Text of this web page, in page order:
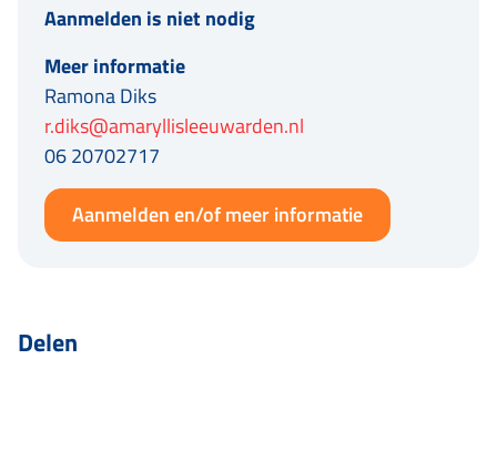
Aanmelden is niet nodig
Meer informatie
Ramona Diks
r.diks@amaryllisleeuwarden.nl
06 20702717
Aanmelden en/of meer informatie
Delen